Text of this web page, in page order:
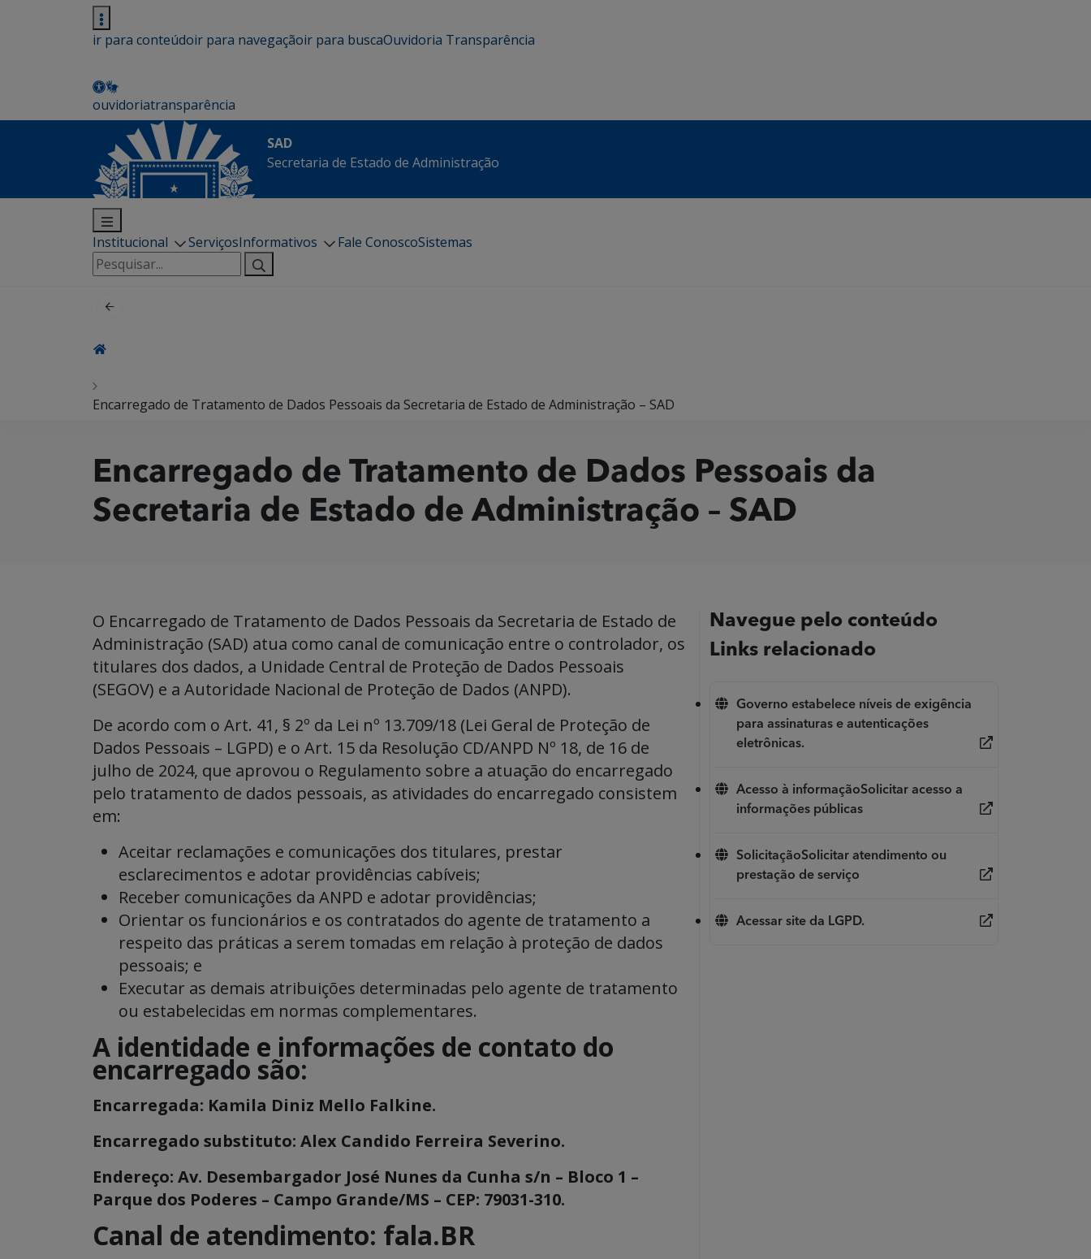
ir para conteúdoir para navegaçãoir para buscaOuvidoria Transparência
ouvidoriatransparência
SAD
Secretaria de Estado de Administração
Institucional ServiçosInformativos Fale ConoscoSistemas
Pesquisar
por:
Encarregado de Tratamento de Dados Pessoais da Secretaria de Estado de Administração – SAD
Encarregado de Tratamento de Dados Pessoais da
Secretaria de Estado de Administração – SAD
O Encarregado de Tratamento de Dados Pessoais da Secretaria de Estado de
Administração (SAD) atua como canal de comunicação entre o controlador, os
titulares dos dados, a Unidade Central de Proteção de Dados Pessoais
(SEGOV) e a Autoridade Nacional de Proteção de Dados (ANPD).
De acordo com o Art. 41, § 2º da Lei nº 13.709/18 (Lei Geral de Proteção de
Dados Pessoais – LGPD) e o Art. 15 da Resolução CD/ANPD Nº 18, de 16 de
julho de 2024, que aprovou o Regulamento sobre a atuação do encarregado
pelo tratamento de dados pessoais, as atividades do encarregado consistem
em:
Aceitar reclamações e comunicações dos titulares, prestar
esclarecimentos e adotar providências cabíveis;
Receber comunicações da ANPD e adotar providências;
Orientar os funcionários e os contratados do agente de tratamento a
respeito das práticas a serem tomadas em relação à proteção de dados
pessoais; e
Executar as demais atribuições determinadas pelo agente de tratamento
ou estabelecidas em normas complementares.
A identidade e informações de contato do
encarregado são:
Encarregada: Kamila Diniz Mello Falkine.
Encarregado substituto: Alex Candido Ferreira Severino.
Endereço: Av. Desembargador José Nunes da Cunha s/n – Bloco 1 –
Parque dos Poderes – Campo Grande/MS – CEP: 79031-310.
Canal de atendimento: fala.BR
Navegue pelo conteúdo
Links relacionado
Governo estabelece níveis de exigência
para assinaturas e autenticações
eletrônicas.
Acesso à informaçãoSolicitar acesso a
informações públicas
SolicitaçãoSolicitar atendimento ou
prestação de serviço
Acessar site da LGPD.